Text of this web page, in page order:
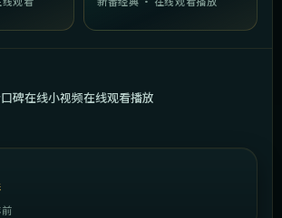
碑在线小视频在线观看播放